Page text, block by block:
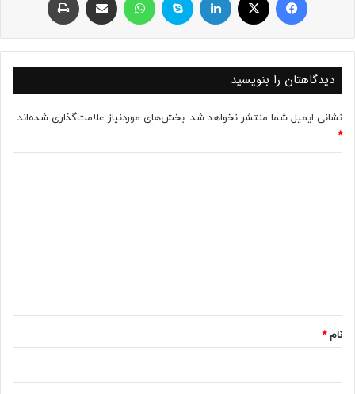
دیدگاهتان را بنویسید
نشانی ایمیل شما منتشر نخواهد شد. بخش‌های موردنیاز علامت‌گذاری شده‌اند
*
نام*